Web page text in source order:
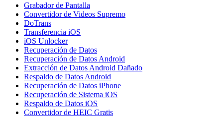
Grabador de Pantalla
Convertidor de Videos Supremo
DoTrans
Transferencia iOS
iOS Unlocker
Recuperación de Datos
Recuperación de Datos Android
Extracción de Datos Android Dañado
Respaldo de Datos Android
Recuperación de Datos iPhone
Recuperación de Sistema iOS
Respaldo de Datos iOS
Convertidor de HEIC Gratis